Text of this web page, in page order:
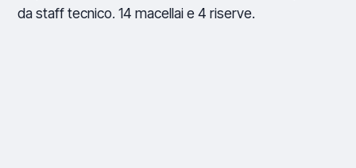
da staff tecnico, 14 macellai e 4 riserve.